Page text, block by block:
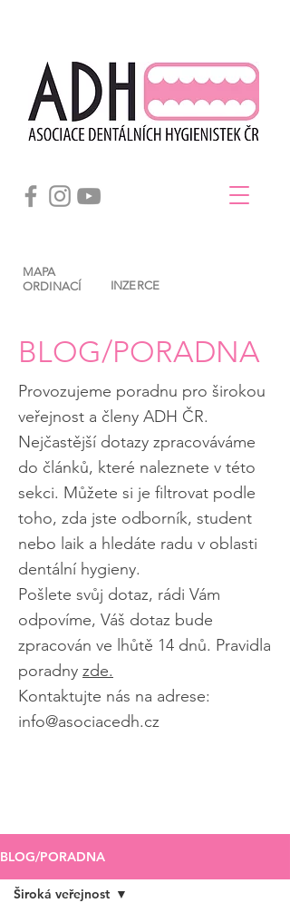
INZERCE
MAPA
ORDINACÍ
BLOG/PORADNA
Provozujeme poradnu pro širokou
veřejnost a členy ADH ČR.
Nejčastější dotazy zpracováváme
do článků, které naleznete v této
sekci. Můžete si je filtrovat podle
toho, zda jste odborník, student
nebo laik a hledáte radu v oblasti
dentální hygieny.
Pošlete svůj dotaz, rádi Vám
odpovíme, Váš dotaz bude
zpracován ve lhůtě 14 dnů. Pravidla
poradny zde.
Kontaktujte nás na adrese:
info@asociacedh.cz
BLOG/PORADNA
Široká veřejnost